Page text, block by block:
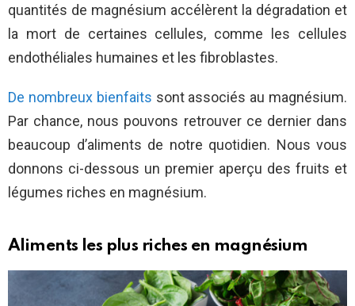
quantités de magnésium accélèrent la dégradation et
la mort de certaines cellules, comme les cellules
endothéliales humaines et les fibroblastes.
De nombreux bienfaits sont associés au magnésium.
Par chance, nous pouvons retrouver ce dernier dans
beaucoup d’aliments de notre quotidien. Nous vous
donnons ci-dessous un premier aperçu des fruits et
légumes riches en magnésium.
Aliments les plus riches en magnésium